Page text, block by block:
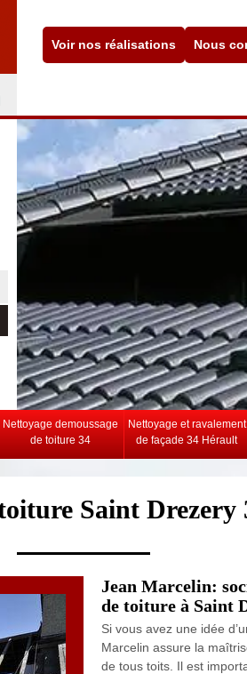
Voir nos réalisations Nous
Nettoyage demoussage
de toiture 34
Nettoyage et ravalement
de façade 34 Hérault
Saint Drezery
Jean Marcelin:
de toiture à Saint
Si vous avez une idée
Marcelin assure la
de tous toits. Il est